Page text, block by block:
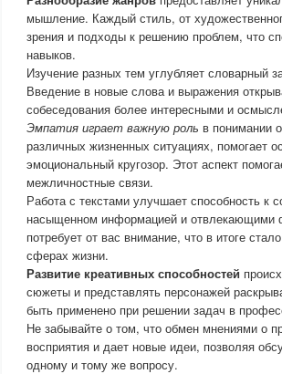
мышление. Каждый стиль, от
зрения и подходы к решению проблем, что
навыков.
Изучение разных тем углубляет словарный
Введение в новые слова и выражения
собеседования более интересными и
Эмпатия играет важную роль в понимании
различных жизненных ситуациях, помогает
эмоциональный кругозор. Этот аспект
межличностные связи.
Работа с текстами улучшает способность
насыщенном информацией и отвлекающими
потребует от вас внимание, что в итоге
сферах жизни.
Развитие креативных способностей
сюжеты и представлять персонажей
быть применено при решении задач в
Не забывайте о том, что обмен мнениями о
восприятия и дает новые идеи, позволяя
одному и тому же вопросу.